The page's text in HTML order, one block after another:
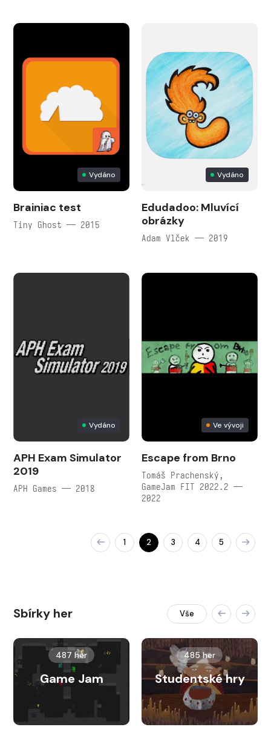
Vydáno
Brainiac test
Tiny Ghost — 2015
Vydáno
Edudadoo: Mluvící
obrázky
Adam Vlček — 2019
Vydáno
APH Exam Simulator
2019
APH Games — 2018
Ve vývoji
Escape from Brno
Tomáš Prachenský,
GameJam FIT 2022.2 —
2022
1 2 3 4 5
Sbírky her Vše
487 her
Game Jam
485 her
Studentské hry